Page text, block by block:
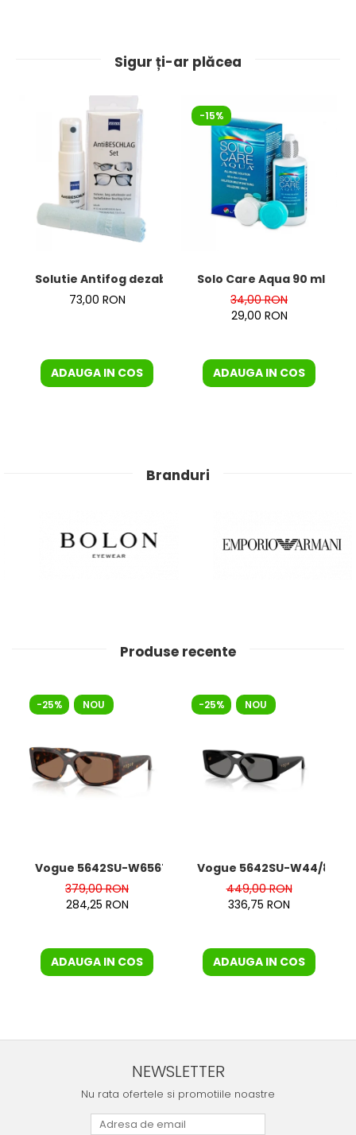
Sigur ți-ar plăcea
Solutie Antifog dezaburire + laveta de la Zeiss – KIT
73,00 RON
ADAUGA IN COS
-15%
Solo Care Aqua 90 ml
34,00 RON
29,00 RON
ADAUGA IN COS
Branduri
Produse recente
-25% NOU
Vogue 5642SU-W65673
379,00 RON
284,25 RON
ADAUGA IN COS
-25% NOU
Vogue 5642SU-W44/81
449,00 RON
336,75 RON
ADAUGA IN COS
NEWSLETTER
Nu rata ofertele si promotiile noastre